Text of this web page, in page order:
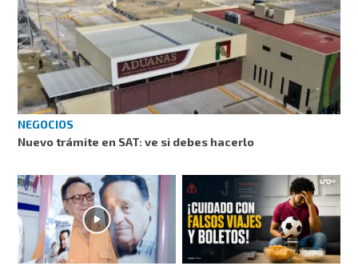
NEGOCIOS
Nuevo trámite en SAT: ve si debes hacerlo